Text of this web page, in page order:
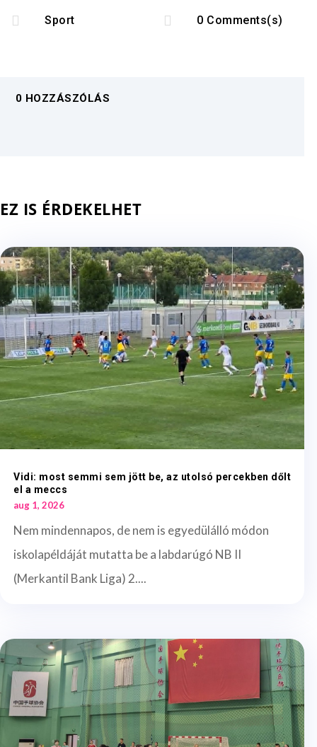
 Sport  0 Comments(s)
0 HOZZÁSZÓLÁS
EZ IS ÉRDEKELHET
Vidi: most semmi sem jött be, az utolsó percekben dőlt
el a meccs
aug 1, 2026
Nem mindennapos, de nem is egyedülálló módon
iskolapéldáját mutatta be a labdarúgó NB II
(Merkantil Bank Liga) 2....